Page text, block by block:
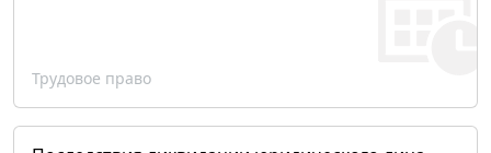
Трудовое право